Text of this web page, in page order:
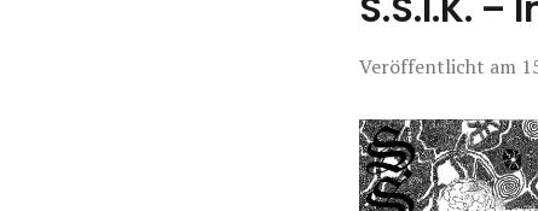
Veröffentlicht am